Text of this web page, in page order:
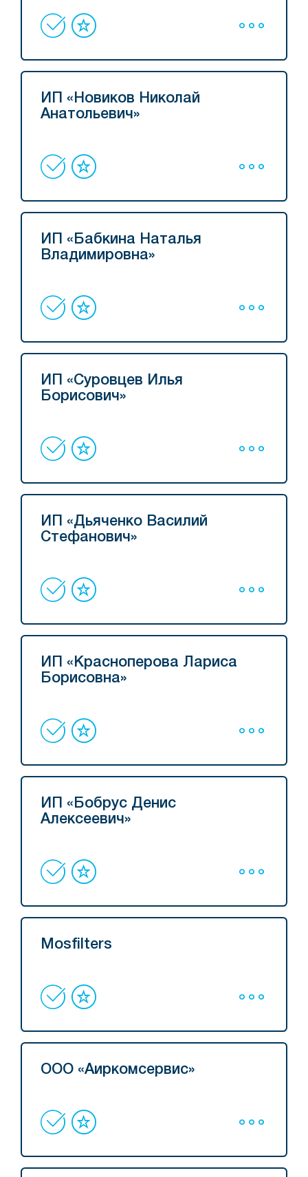
ИП «Новиков Николай
Анатольевич»
ИП «Бабкина Наталья
Владимировна»
ИП «Суровцев Илья
Борисович»
ИП «Дьяченко Василий
Стефанович»
ИП «Красноперова Лариса
Борисовна»
ИП «Бобрус Денис
Алексеевич»
Mosfilters
ООО «Аиркомсервис»